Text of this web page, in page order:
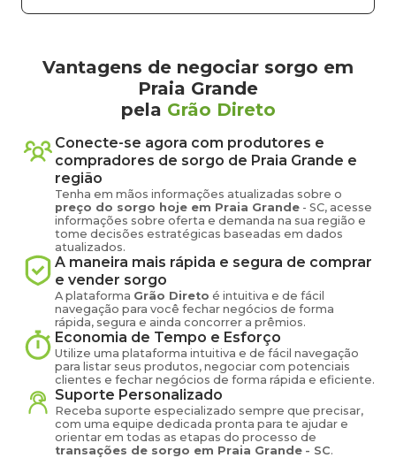
Vantagens de negociar sorgo em
Praia Grande
pela Grão Direto
Conecte-se agora com produtores e
compradores de sorgo de Praia Grande e
região
Tenha em mãos informações atualizadas sobre o
preço do sorgo hoje em Praia Grande - SC, acesse
informações sobre oferta e demanda na sua região e
tome decisões estratégicas baseadas em dados
atualizados.
A maneira mais rápida e segura de comprar
e vender sorgo
A plataforma Grão Direto é intuitiva e de fácil
navegação para você fechar negócios de forma
rápida, segura e ainda concorrer a prêmios.
Economia de Tempo e Esforço
Utilize uma plataforma intuitiva e de fácil navegação
para listar seus produtos, negociar com potenciais
clientes e fechar negócios de forma rápida e eficiente.
Suporte Personalizado
Receba suporte especializado sempre que precisar,
com uma equipe dedicada pronta para te ajudar e
orientar em todas as etapas do processo de
transações de sorgo em Praia Grande - SC.